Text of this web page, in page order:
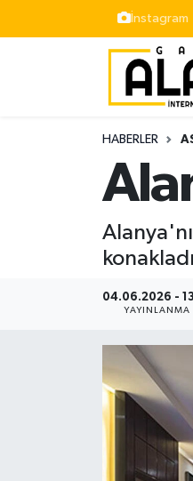
İnstagram
HABERLER
04.06.2026 -
YAYINLANMA
Siyaset
Gazipaşa
İstanbul Nöbetçi
İstanbul Hava
Süper Lig Puan
Tüm Manşetler
Son Dakika